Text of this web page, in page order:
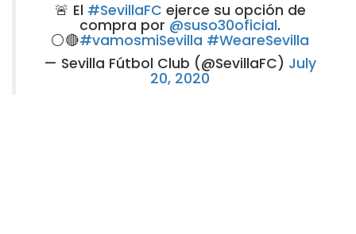
🚨 El #SevillaFC ejerce su opción de
compra por @suso30oficial.
⚪️🔴#vamosmiSevilla #WeareSevilla
— Sevilla Fútbol Club (@SevillaFC) July
20, 2020